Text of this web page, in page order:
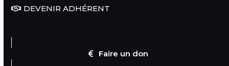
DEVENIR ADHÉRENT
Faire un don